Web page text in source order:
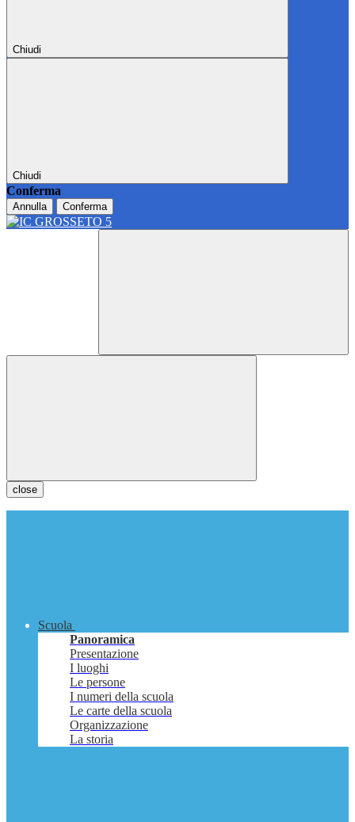
Chiudi
Chiudi
Conferma
Annulla Conferma
close
Scuola
Panoramica
Presentazione
I luoghi
Le persone
I numeri della scuola
Le carte della scuola
Organizzazione
La storia